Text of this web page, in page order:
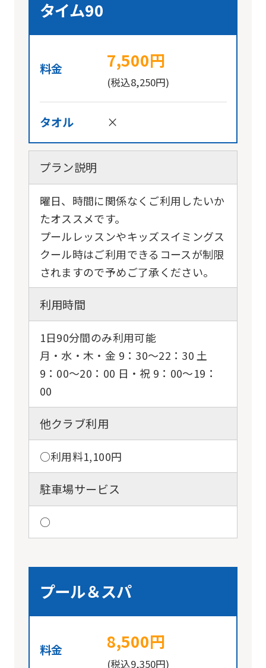
タイム90
料金 7,500円
(税込8,250円)
タオル ×
プラン説明
曜日、時間に関係なくご利用したいか
たオススメです。
プールレッスンやキッズスイミングス
クール時はご利用できるコースが制限
されますので予めご了承ください。
利用時間
1日90分間のみ利用可能
月・水・木・金 9：30〜22：30 土
9：00〜20：00 日・祝 9：00〜19：
00
他クラブ利用
○利用料1,100円
駐車場サービス
○
プール＆スパ
料金 8,500円
(税込9,350円)